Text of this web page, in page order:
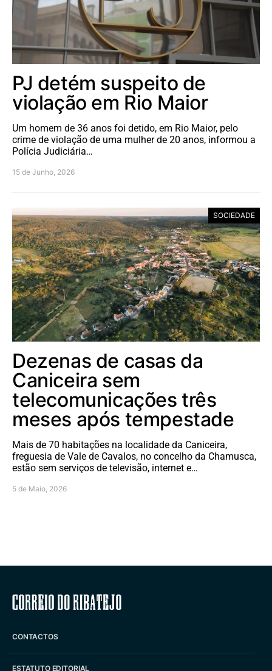
PJ detém suspeito de
violação em Rio Maior
Um homem de 36 anos foi detido, em Rio Maior, pelo
crime de violação de uma mulher de 20 anos, informou a
Polícia Judiciária…
15 de Junho, 2026
SOCIEDADE
Dezenas de casas da
Caniceira sem
telecomunicações três
meses após tempestade
Mais de 70 habitações na localidade da Caniceira,
freguesia de Vale de Cavalos, no concelho da Chamusca,
estão sem serviços de televisão, internet e…
5 de Maio, 2026
Correio do Ribatejo
CONTACTOS
ESTATUTO EDITORIAL